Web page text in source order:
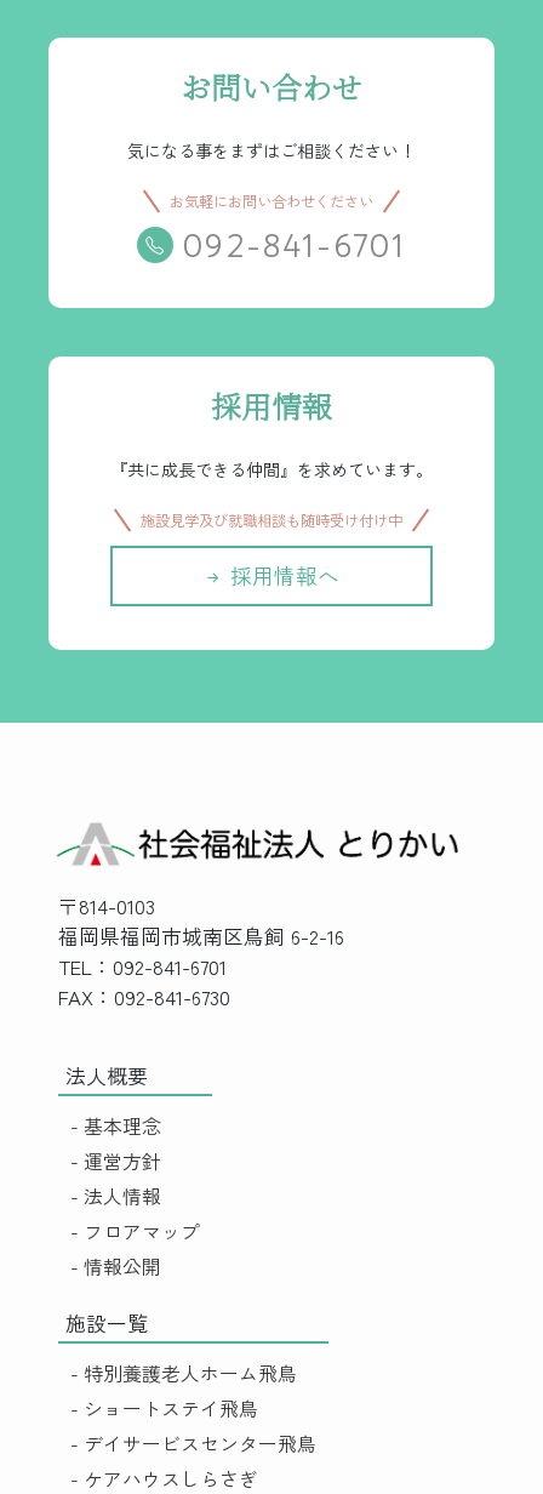
お問い合わせ
気になる事をまずはご相談ください！
お気軽にお問い合わせください
092-841-6701
採用情報
『共に成長できる仲間』を求めています。
施設見学及び就職相談も随時受け付け中
採用情報へ
〒814-0103
福岡県福岡市城南区鳥飼 6-2-16
TEL：092-841-6701
FAX：092-841-6730
法人概要
- 基本理念
- 運営方針
- 法人情報
- フロアマップ
- 情報公開
施設一覧
- 特別養護老人ホーム飛鳥
- ショートステイ飛鳥
- デイサービスセンター飛鳥
- ケアハウスしらさぎ